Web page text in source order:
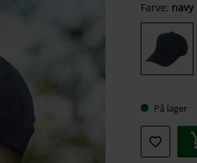
Vælg
din
størrelse
Farve: navy
På lager